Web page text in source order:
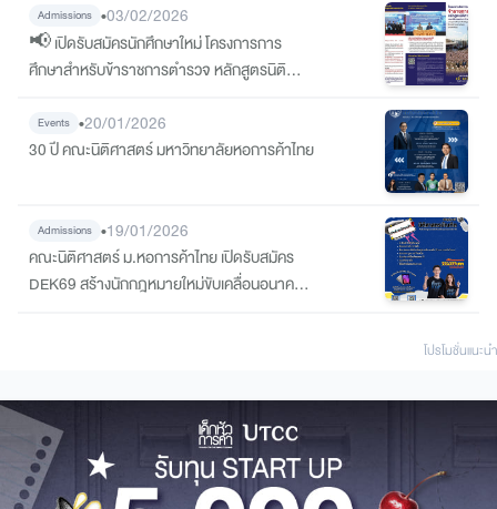
Admissions •03/02/2026
📢 เปิดรับสมัครนักศึกษาใหม่ โครงการการ
ศึกษาสำหรับข้าราชการตำรวจ หลักสูตรนิติ
ใต้บันทึกข้อตกลงความร่วมมือ (MOU) กับ
สำนักงานตำรวจแห่งชาติ (รุ่นที่ 7 พ.ศ. 2569)
Events •20/01/2026
30 ปี คณะนิติศาสตร์ มหาวิทยาลัยหอการค้าไทย
Admissions •19/01/2026
คณะนิติศาสตร์ ม.หอการค้าไทย เปิดรับสมัคร
DEK69 สร้างนักกฎหมายใหม่ขับเคลื่อนอนาคต
โปรโมชั่นแนะนํา